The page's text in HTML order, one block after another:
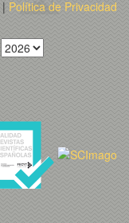
| Política de Privacidad